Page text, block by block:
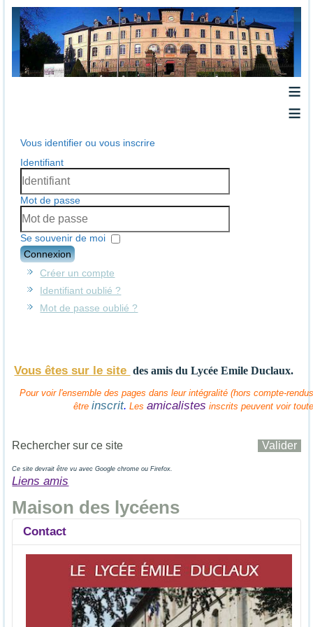
≡
≡
Vous identifier ou vous inscrire
Identifiant
Mot de passe
Se souvenir de moi
Connexion
Créer un compte
Identifiant oublié ?
Mot de passe oublié ?
Vous êtes sur le site des amis du Lycée Emile Duclaux.
Pour voir l'ensemble des pages dans leur intégralité (hors compte-
être inscrit. Les amicalistes inscrits peuvent voir
Ce site devrait être vu avec Google chrome ou Firefox.
Liens amis
Maison des lycéens
Contact